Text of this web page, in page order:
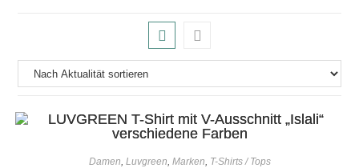
Damen, Luvgreen, Marken, T-Shirts / Tops